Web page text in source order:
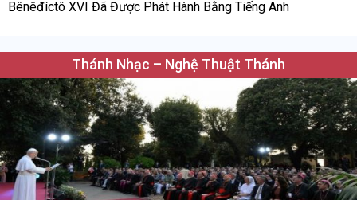
Bênêđíctô XVI Đã Được Phát Hành Bằng Tiếng Anh
Thánh Nhạc – Nghệ Thuật Thánh